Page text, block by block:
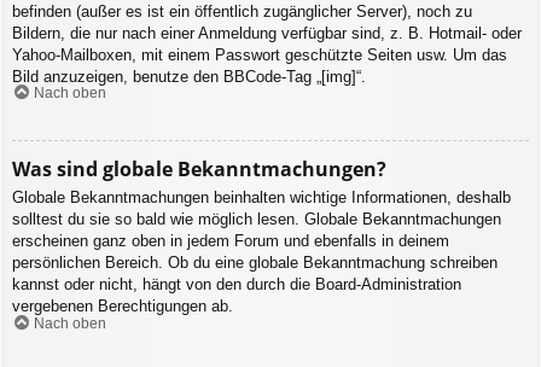
befinden (außer es ist ein öffentlich zugänglicher Server), noch zu
Bildern, die nur nach einer Anmeldung verfügbar sind, z. B. Hotmail- oder
Yahoo-Mailboxen, mit einem Passwort geschützte Seiten usw. Um das
Bild anzuzeigen, benutze den BBCode-Tag „[img]“.
Nach oben
Was sind globale Bekanntmachungen?
Globale Bekanntmachungen beinhalten wichtige Informationen, deshalb
solltest du sie so bald wie möglich lesen. Globale Bekanntmachungen
erscheinen ganz oben in jedem Forum und ebenfalls in deinem
persönlichen Bereich. Ob du eine globale Bekanntmachung schreiben
kannst oder nicht, hängt von den durch die Board-Administration
vergebenen Berechtigungen ab.
Nach oben